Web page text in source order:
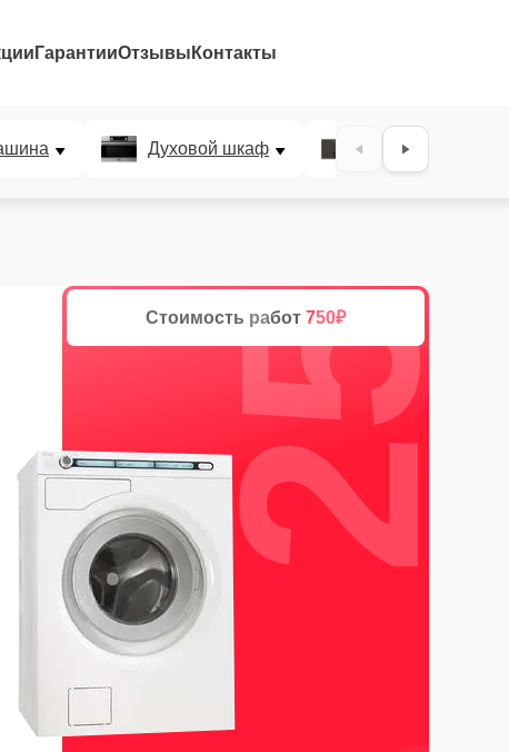
ГарантииОтзывы Контакты
Духовой шкаф Варочная
Стоимость работ 750₽
25%